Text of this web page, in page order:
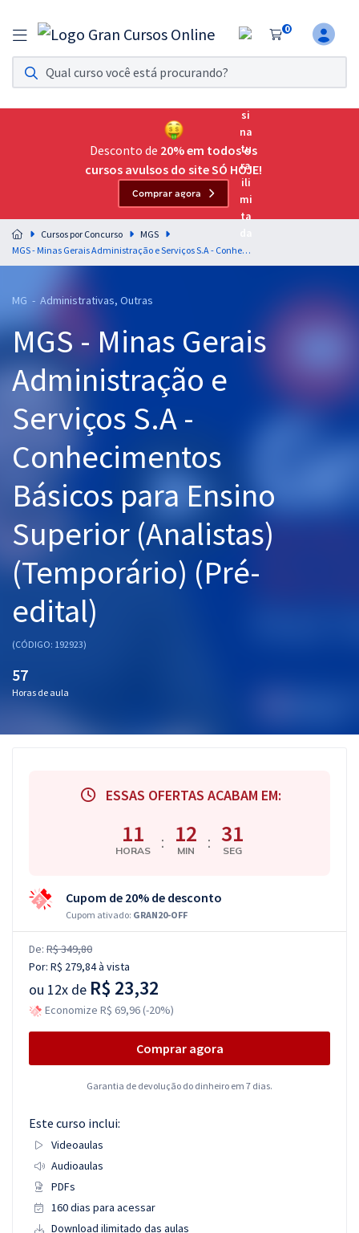
0
Assinatura Ilimitada 11
Acesso a todos os cursos. Teste grátis por 7 dias!
Assinatura OAB Até Passar
Acesso ilimitado a toda preparação para o Exame da
Residências Multiprofissionais
Preparação completa e intensiva para as principais
residências em saúde do Brasil
Cursos 20% OFF
Pós
Graduação
OAB
Mentorias
Questões grátis
Conteúdo gratuito
Blog
Aprovados
Desconto de 20% em todos os
cursos avulsos do site SÓ HOJE!
Comprar agora
Cursos por Concurso
MGS
MGS - Minas Gerais Administração e Serviços S.A - Conhecimentos Básicos para Ensino Superior (Analistas) (Temporário) (Pré-edital)
MG - Administrativas, Outras
MGS - Minas Gerais
Administração e
Serviços S.A -
Conhecimentos
Básicos para Ensino
Superior (Analistas)
(Temporário) (Pré-
edital)
(CÓDIGO: 192923)
57
Horas de aula
ESSAS OFERTAS ACABAM EM:
11
HORAS : 12
MIN : 30
SEG
Cupom de 20% de desconto
Cupom ativado: GRAN20-OFF
De: R$ 349,80
Por: R$ 279,84à vista
ou 12x de R$ 23,32
Economize R$ 69,96 (-20%)
Comprar agora
Garantia de devolução do dinheiro em 7 dias.
Este curso inclui:
Videoaulas
Audioaulas
PDFs
160 dias para acessar
Download ilimitado das aulas